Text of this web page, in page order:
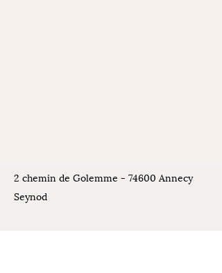
2 chemin de Golemme - 74600 Annecy
Seynod